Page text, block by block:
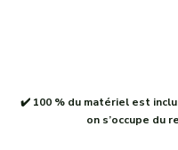
✔️ 100 % du matériel est
on s’occupe du